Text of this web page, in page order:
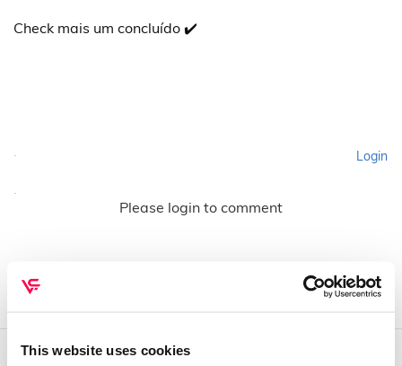
This website uses cookies
Check mais um concluído ✔️
Login
Please login to comment